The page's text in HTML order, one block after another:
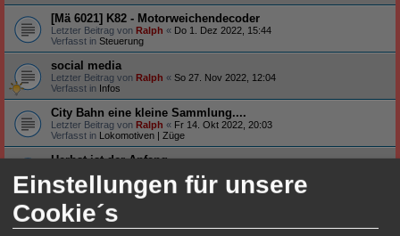
[Mä 6021] K82 - Motorweichendecoder
Letzter Beitrag von Ralph « Do 1. Dez 2022, 15:44
Verfasst in Steuerung
social media
Letzter Beitrag von Ralph « So 27. Nov 2022, 12:04
Verfasst in Infos
City Bahn eine kleine Sammlung....
Letzter Beitrag von Ralph « Fr 14. Okt 2022, 20:03
Verfasst in Lokomotiven | Züge
Herbst ist der Anfang
Verfasst in
Smaltalk
Neu auf meinem Tisch ...
Letzter Beitrag von
Verfasst inSmaltalk
Einstellungen für unsere
Cookie´s